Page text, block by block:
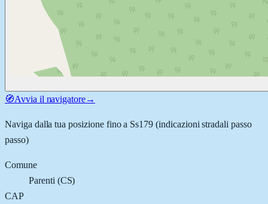
🧭Avvia il navigatore→
Naviga dalla tua posizione fino a Ss179 (indicazioni stradali passo
passo)
Comune
Parenti (CS)
CAP